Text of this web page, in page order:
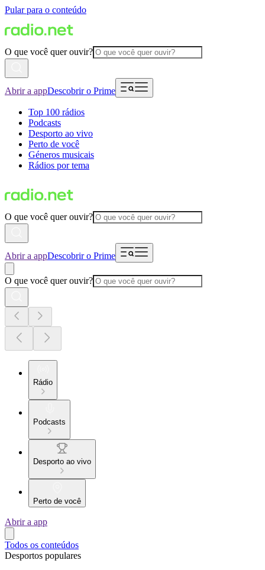
Pular para o conteúdo
O que você quer ouvir?
Abrir a appDescobrir o Prime
Top 100 rádios
Podcasts
Desporto ao vivo
Perto de você
Géneros musicais
Rádios por tema
O que você quer ouvir?
Abrir a appDescobrir o Prime
O que você quer ouvir?
Rádio
Podcasts
Desporto ao vivo
Perto de você
Abrir a app
Todos os conteúdos
Desportos populares